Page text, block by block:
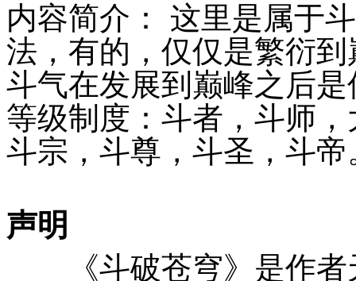
内容简介： 这里是属于
法，有的，仅仅是繁衍
斗气在发展到巅峰之后
等级制度：斗者，斗师
斗宗，斗尊，斗圣，斗帝
声明
《斗破苍穹》是作者